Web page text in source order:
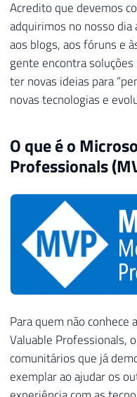
Acredito que devemos
adquirimos no nosso dia
aos blogs, aos fóruns e
gente encontra
ter novas ideias para
novas tecnologias e
O que é o
Professionals
Para quem não
Valuable Professionals,
comunitários que já
exemplar ao ajudar os